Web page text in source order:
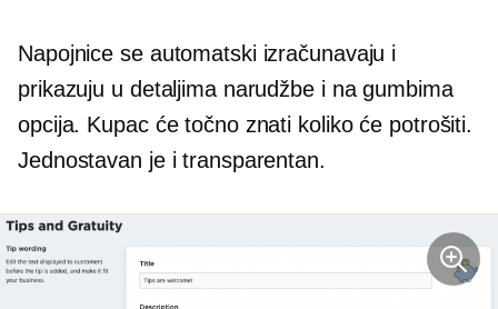
Napojnice se automatski izračunavaju i
prikazuju u detaljima narudžbe i na gumbima
opcija. Kupac će točno znati koliko će potrošiti.
Jednostavan je i transparentan.